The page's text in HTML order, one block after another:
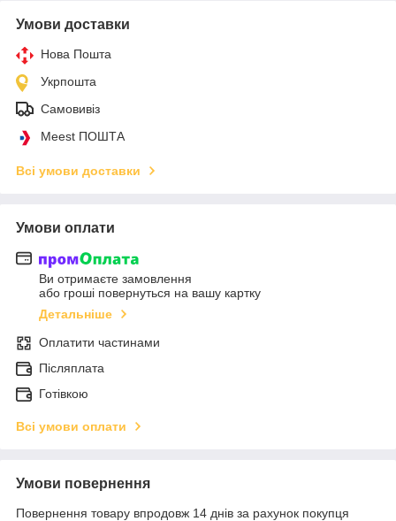
Умови доставки
Нова Пошта
Укрпошта
Самовивіз
Meest ПОШТА
Всі умови доставки
Умови оплати
Ви отримаєте замовлення
або гроші повернуться на вашу картку
Детальніше
Оплатити частинами
Післяплата
Готівкою
Всі умови оплати
Умови повернення
Повернення товару впродовж 14 днів за рахунок покупця